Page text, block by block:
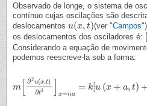
Observado de longe, o sistema de
contínuo cujas oscilações são
deslocamentos u(x, t)
u(x,t) (ver "Campos
os deslocamentos dos osciladores é: [
Considerando a equação de
podemos reescreve-la sob a forma:
m [ ∂2u(x,t)
∂t2 ] x=na
= k[u (x + a, t)
m[ 2u(x,t)∂t =k [u (x+a, )+ u(x − a ,t